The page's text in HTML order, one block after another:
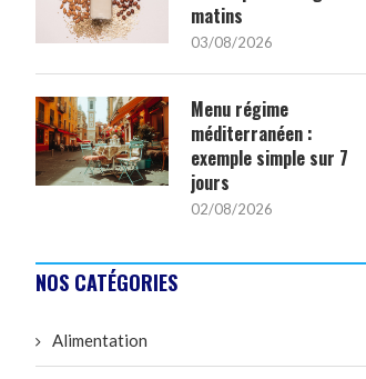
matins
03/08/2026
Menu régime
méditerranéen :
exemple simple sur 7
jours
02/08/2026
NOS CATÉGORIES
Alimentation